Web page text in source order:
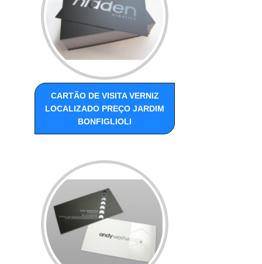
CARTÃO DE VISITA VERNIZ
LOCALIZADO PREÇO JARDIM
BONFIGLIOLI